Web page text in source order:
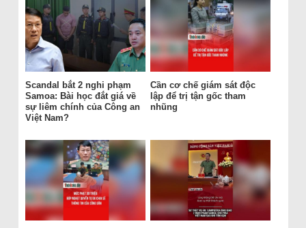
Scandal bắt 2 nghi phạm
Samoa: Bài học đắt giá về
sự liêm chính của Công an
Việt Nam?
Cần cơ chế giám sát độc
lập để trị tận gốc tham
nhũng